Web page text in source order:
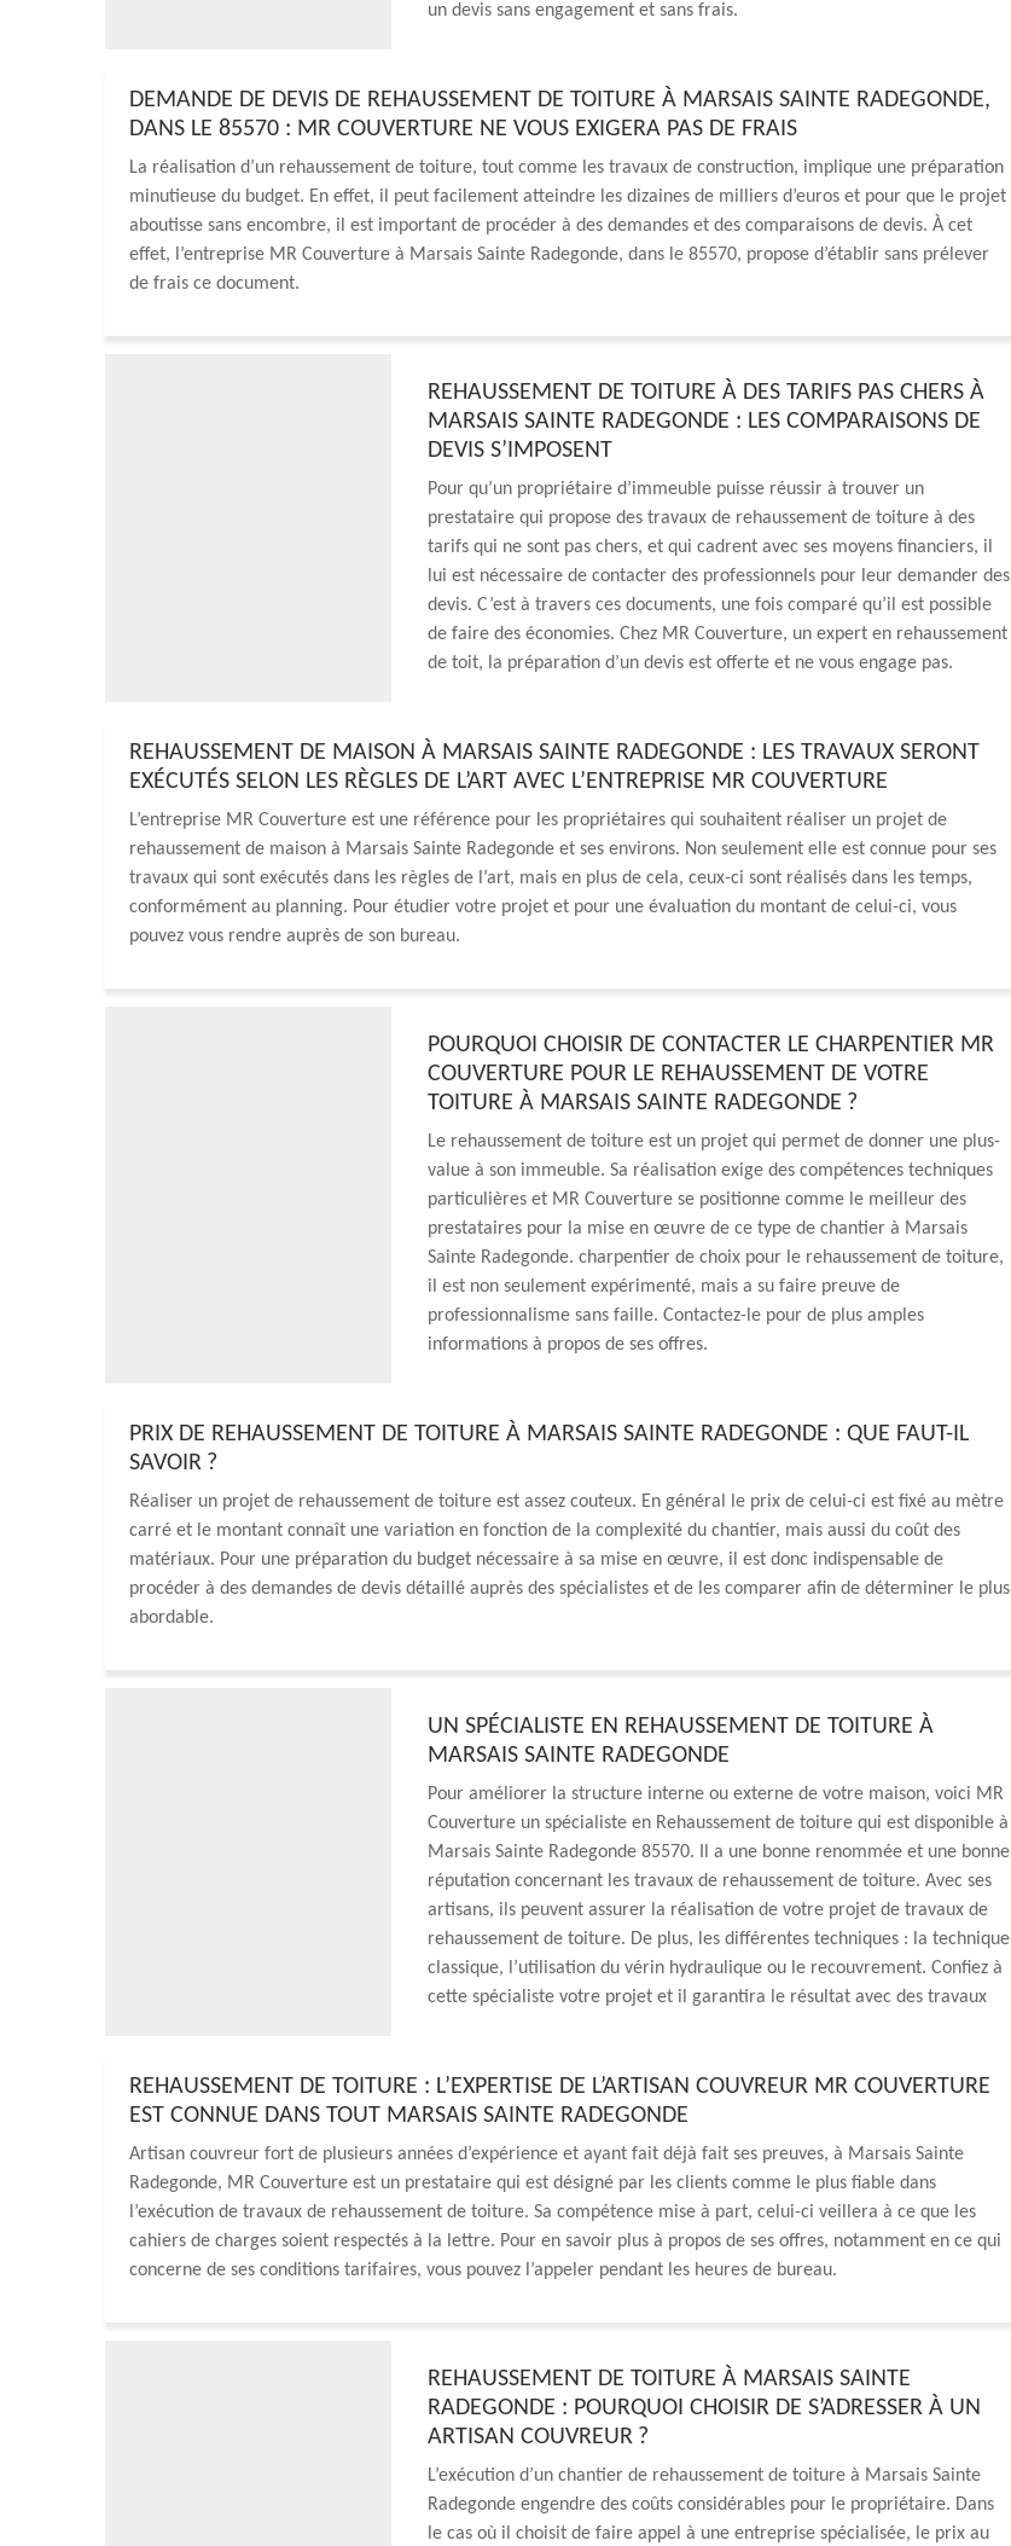
un devis sans engagement et sans frais.
DEMANDE DE DEVIS DE REHAUSSEMENT DE TOITURE À MARSAIS SAINTE RADEGONDE,
DANS LE 85570 : MR COUVERTURE NE VOUS EXIGERA PAS DE FRAIS
La réalisation d’un rehaussement de toiture, tout comme les travaux de construction, implique une préparation
minutieuse du budget. En effet, il peut facilement atteindre les dizaines de milliers d’euros et pour que le projet
aboutisse sans encombre, il est important de procéder à des demandes et des comparaisons de devis. À cet
effet, l’entreprise MR Couverture à Marsais Sainte Radegonde, dans le 85570, propose d’établir sans prélever
de frais ce document.
REHAUSSEMENT DE TOITURE À DES TARIFS PAS CHERS À
MARSAIS SAINTE RADEGONDE : LES COMPARAISONS DE
DEVIS S’IMPOSENT
Pour qu’un propriétaire d’immeuble puisse réussir à trouver un
prestataire qui propose des travaux de rehaussement de toiture à des
tarifs qui ne sont pas chers, et qui cadrent avec ses moyens financiers, il
lui est nécessaire de contacter des professionnels pour leur demander des
devis. C’est à travers ces documents, une fois comparé qu’il est possible
de faire des économies. Chez MR Couverture, un expert en rehaussement
de toit, la préparation d’un devis est offerte et ne vous engage pas.
REHAUSSEMENT DE MAISON À MARSAIS SAINTE RADEGONDE : LES TRAVAUX SERONT
EXÉCUTÉS SELON LES RÈGLES DE L’ART AVEC L’ENTREPRISE MR COUVERTURE
L’entreprise MR Couverture est une référence pour les propriétaires qui souhaitent réaliser un projet de
rehaussement de maison à Marsais Sainte Radegonde et ses environs. Non seulement elle est connue pour ses
travaux qui sont exécutés dans les règles de l’art, mais en plus de cela, ceux-ci sont réalisés dans les temps,
conformément au planning. Pour étudier votre projet et pour une évaluation du montant de celui-ci, vous
pouvez vous rendre auprès de son bureau.
POURQUOI CHOISIR DE CONTACTER LE CHARPENTIER MR
COUVERTURE POUR LE REHAUSSEMENT DE VOTRE
TOITURE À MARSAIS SAINTE RADEGONDE ?
Le rehaussement de toiture est un projet qui permet de donner une plus-
value à son immeuble. Sa réalisation exige des compétences techniques
particulières et MR Couverture se positionne comme le meilleur des
prestataires pour la mise en œuvre de ce type de chantier à Marsais
Sainte Radegonde. charpentier de choix pour le rehaussement de toiture,
il est non seulement expérimenté, mais a su faire preuve de
professionnalisme sans faille. Contactez-le pour de plus amples
informations à propos de ses offres.
PRIX DE REHAUSSEMENT DE TOITURE À MARSAIS SAINTE RADEGONDE : QUE FAUT-IL
SAVOIR ?
Réaliser un projet de rehaussement de toiture est assez couteux. En général le prix de celui-ci est fixé au mètre
carré et le montant connaît une variation en fonction de la complexité du chantier, mais aussi du coût des
matériaux. Pour une préparation du budget nécessaire à sa mise en œuvre, il est donc indispensable de
procéder à des demandes de devis détaillé auprès des spécialistes et de les comparer afin de déterminer le plus
abordable.
UN SPÉCIALISTE EN REHAUSSEMENT DE TOITURE À
MARSAIS SAINTE RADEGONDE
Pour améliorer la structure interne ou externe de votre maison, voici MR
Couverture un spécialiste en Rehaussement de toiture qui est disponible à
Marsais Sainte Radegonde 85570. Il a une bonne renommée et une bonne
réputation concernant les travaux de rehaussement de toiture. Avec ses
artisans, ils peuvent assurer la réalisation de votre projet de travaux de
rehaussement de toiture. De plus, les différentes techniques : la technique
classique, l’utilisation du vérin hydraulique ou le recouvrement. Confiez à
cette spécialiste votre projet et il garantira le résultat avec des travaux
REHAUSSEMENT DE TOITURE : L’EXPERTISE DE L’ARTISAN COUVREUR MR COUVERTURE
EST CONNUE DANS TOUT MARSAIS SAINTE RADEGONDE
Artisan couvreur fort de plusieurs années d’expérience et ayant fait déjà fait ses preuves, à Marsais Sainte
Radegonde, MR Couverture est un prestataire qui est désigné par les clients comme le plus fiable dans
l’exécution de travaux de rehaussement de toiture. Sa compétence mise à part, celui-ci veillera à ce que les
cahiers de charges soient respectés à la lettre. Pour en savoir plus à propos de ses offres, notamment en ce qui
concerne de ses conditions tarifaires, vous pouvez l’appeler pendant les heures de bureau.
REHAUSSEMENT DE TOITURE À MARSAIS SAINTE
RADEGONDE : POURQUOI CHOISIR DE S’ADRESSER À UN
ARTISAN COUVREUR ?
L’exécution d’un chantier de rehaussement de toiture à Marsais Sainte
Radegonde engendre des coûts considérables pour le propriétaire. Dans
le cas où il choisit de faire appel à une entreprise spécialisée, le prix au